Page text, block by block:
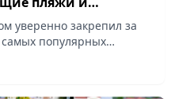
уверенно закрепил за
самых популярных
сообщает Vecher.kz.